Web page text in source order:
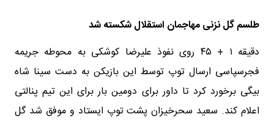
طلسم گل نزنی مهاجمان استقلال شکسته شد
دقیقه ۱ + ۴۵ روی نفوذ علیرضا کوشکی به محوطه جریمه
فجرسپاسی ارسال توپ توسط این بازیکن به دست سینا شاه
بیگی برخورد کرد تا داور برای دومین بار برای این تیم پنالتی
اعلام کند. سعید سحرخیزان پشت توپ ایستاد و موفق شد گل